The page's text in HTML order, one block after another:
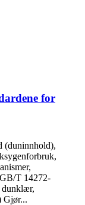
for
(duninnhold),
T 14272-
dunklær,
Gjør...